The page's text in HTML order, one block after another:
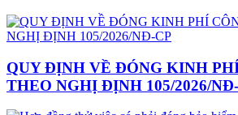
QUY ĐỊNH VỀ ĐÓNG KINH
THEO NGHỊ ĐỊNH 105/2026/